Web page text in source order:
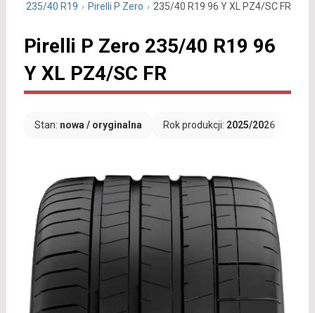
235/40 R19 Pirelli P Zero 235/40 R19 96 Y XL PZ4/SC FR
Pirelli P Zero 235/40 R19 96
Y XL PZ4/SC FR
Stan: nowa / oryginalna Rok produkcji: 2025/2026